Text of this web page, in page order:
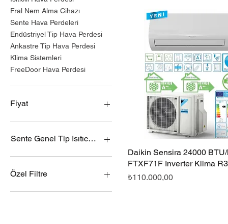
Fral Nem Alma Cihazı
Sente Hava Perdeleri
Endüstriyel Tip Hava Perdesi
Ankastre Tip Hava Perdesi
Klima Sistemleri
FreeDoor Hava Perdesi
Fiyat
Sente Genel Tip Isıtıcılı Hava Perdesi Modelleri
Sente SN-GR-10 Genel Tip
Isıtıcılı Hava Perdesi
Isıtıcılı Hava Perdesi
Özel Filtre
Hava Perdesi
Hızlı Bakış
Daikin Sensira 24000 BTU/
FTXF71F Inverter Klima
Fiyat
₺110.000,00